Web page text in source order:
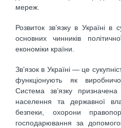
мереж.
Розвиток зв’язку в Україні
основних чинників
економіки країни.
Зв’язок в Україні — це
функціонують як
Система зв’язку
населення та державної
безпеки, охорони
господарювання за